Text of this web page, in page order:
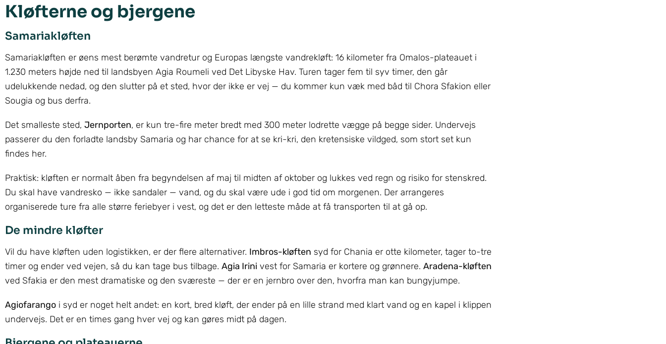
Kløfterne og bjergene
Samariakløften
Samariakløften er øens mest berømte vandretur og Europas længste vandrekløft: 16 kilometer fra Omalos-plateauet i
1.230 meters højde ned til landsbyen Agia Roumeli ved Det Libyske Hav. Turen tager fem til syv timer, den går
udelukkende nedad, og den slutter på et sted, hvor der ikke er vej — du kommer kun væk med båd til Chora Sfakion eller
Sougia og bus derfra.
Det smalleste sted, Jernporten, er kun tre-fire meter bredt med 300 meter lodrette vægge på begge sider. Undervejs
passerer du den forladte landsby Samaria og har chance for at se kri-kri, den kretensiske vildged, som stort set kun
findes her.
Praktisk: kløften er normalt åben fra begyndelsen af maj til midten af oktober og lukkes ved regn og risiko for stenskred.
Du skal have vandresko — ikke sandaler — vand, og du skal være ude i god tid om morgenen. Der arrangeres
organiserede ture fra alle større feriebyer i vest, og det er den letteste måde at få transporten til at gå op.
De mindre kløfter
Vil du have kløften uden logistikken, er der flere alternativer. Imbros-kløften syd for Chania er otte kilometer, tager to-tre
timer og ender ved vejen, så du kan tage bus tilbage. Agia Irini vest for Samaria er kortere og grønnere. Aradena-kløften
ved Sfakia er den mest dramatiske og den sværeste — der er en jernbro over den, hvorfra man kan bungyjumpe.
Agiofarango i syd er noget helt andet: en kort, bred kløft, der ender på en lille strand med klart vand og en kapel i klippen
undervejs. Det er en times gang hver vej og kan gøres midt på dagen.